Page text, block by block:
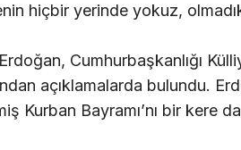
hiçbir yerinde yokuz,
Cumhurbaşkanlığı
açıklamalarda bulundu.
Kurban Bayramı’nı bir kere